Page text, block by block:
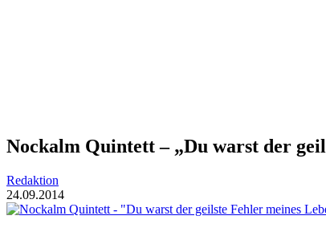
Nockalm Quintett – „Du warst der
Redaktion
24.09.2014